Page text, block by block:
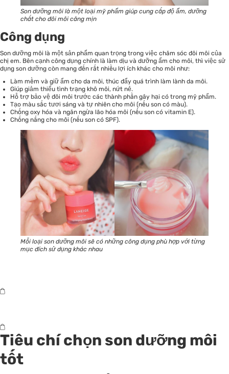
Son dưỡng môi là một loại mỹ phẩm giúp cung cấp độ ẩm, dưỡng
chất cho đôi môi căng mịn
Công dụng
Son dưỡng môi là một sản phẩm quan trọng trong việc chăm sóc đôi môi của
chị em. Bên cạnh công dụng chính là làm dịu và dưỡng ẩm cho môi, thì việc sử
dụng son dưỡng còn mang đến rất nhiều lợi ích khác cho môi như:
Làm mềm và giữ ẩm cho da môi, thúc đẩy quá trình làm lành da môi.
Giúp giảm thiểu tình trạng khô môi, nứt nẻ.
Hỗ trợ bảo vệ đôi môi trước các thành phần gây hại có trong mỹ phẩm.
Tạo màu sắc tươi sáng và tự nhiên cho môi (nếu son có màu).
Chống oxy hóa và ngăn ngừa lão hóa môi (nếu son có vitamin E).
Chống nắng cho môi (nếu son có SPF).
Mỗi loại son dưỡng môi sẽ có những công dụng phù hợp với từng
mục đích sử dụng khác nhau
Tiêu chí chọn son dưỡng môi
tốt